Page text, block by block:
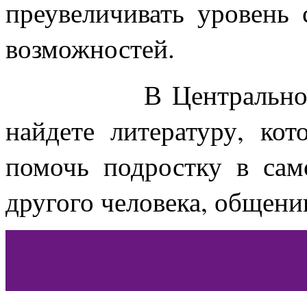
преувеличивать
возможностей.
В
найдете литературу,
помочь подростку в
другого человека,